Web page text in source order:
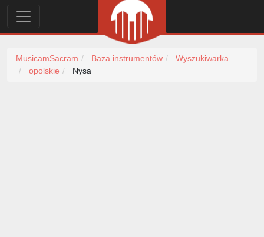
MusicamSacram Baza instrumentów
Wyszukiwarka
opolskie
Nysa